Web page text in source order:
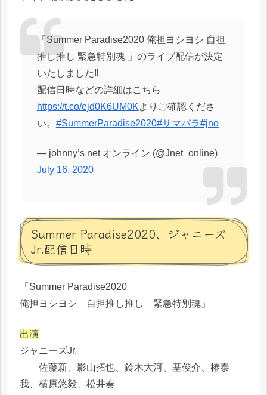
「Summer Paradise2020 俺担ヨシヨシ 自担
推し推し 緊急特別魂 」のライブ配信が決定
いたしました‼️
配信日時などの詳細はこちら
https://t.co/ejd0K6UM0Kよりご確認くださ
い。 #SummerParadise2020#サマパラ#jno
— johnny’s net オンライン (@Jnet_online)
July 16, 2020
Summer Paradise2020、ジャニーズ
Jr.配信日時
「Summer Paradise2020
俺担ヨシヨシ 自担推し推し 緊急特別魂」
出演
ジャニーズJr.
佐藤新、影山拓也、鈴木大河、基俊介、椿泰
我、横原悠毅、松井奏